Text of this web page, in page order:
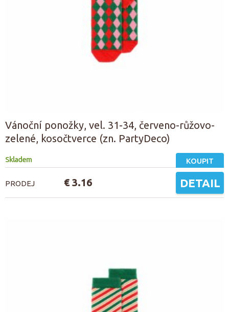
Vánoční ponožky, vel. 31-34, červeno-růžovo-
zelené, kosočtverce (zn. PartyDeco)
Skladem KOUPIT
PRODEJ € 3.16 DETAIL